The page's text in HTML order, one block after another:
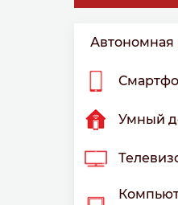
Автономная
Умный